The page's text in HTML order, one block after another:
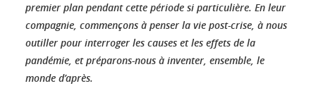
premier plan pendant cette période si particulière. En leur
compagnie, commençons à penser la vie post-crise, à nous
outiller pour interroger les causes et les effets de la
pandémie, et préparons-nous à inventer, ensemble, le
monde d’après.